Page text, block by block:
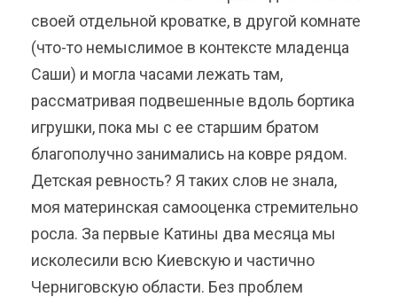
своей отдельной кроватке, в другой комнате
(что-то немыслимое в контексте младенца
Саши) и могла часами лежать там,
рассматривая подвешенные вдоль бортика
игрушки, пока мы с ее старшим братом
благополучно занимались на ковре рядом.
Детская ревность? Я таких слов не знала,
моя материнская самооценка стремительно
росла. За первые Катины два месяца мы
исколесили всю Киевскую и частично
Черниговскую области. Без проблем